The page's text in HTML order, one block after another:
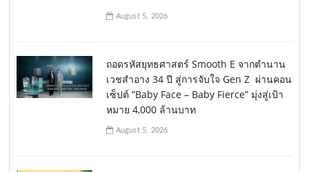
August 5, 2026
ถอดรหัสยุทธศาสตร์ Smooth E จากตำนาน
เวชสำอาง 34 ปี สู่การจับใจ Gen Z ผ่านคอน
เซ็ปต์ “Baby Face – Baby Fierce” มุ่งสู่เป้า
หมาย 4,000 ล้านบาท
August 5, 2026